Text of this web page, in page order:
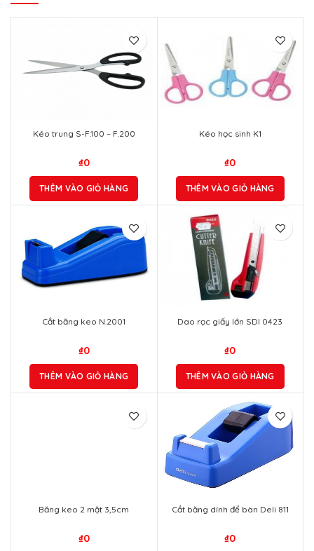
Kéo trung S-F.100 – F.200
₫0
THÊM VÀO GIỎ HÀNG
Kéo học sinh K1
₫0
THÊM VÀO GIỎ HÀNG
Cắt băng keo N.2001
₫0
THÊM VÀO GIỎ HÀNG
Dao rọc giấy lớn SDI 0423
₫0
THÊM VÀO GIỎ HÀNG
Băng keo 2 mặt 3,5cm
₫0
Cắt băng dính để bàn Deli 811
₫0